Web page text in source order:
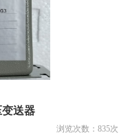
变送器
浏览次数： 835次